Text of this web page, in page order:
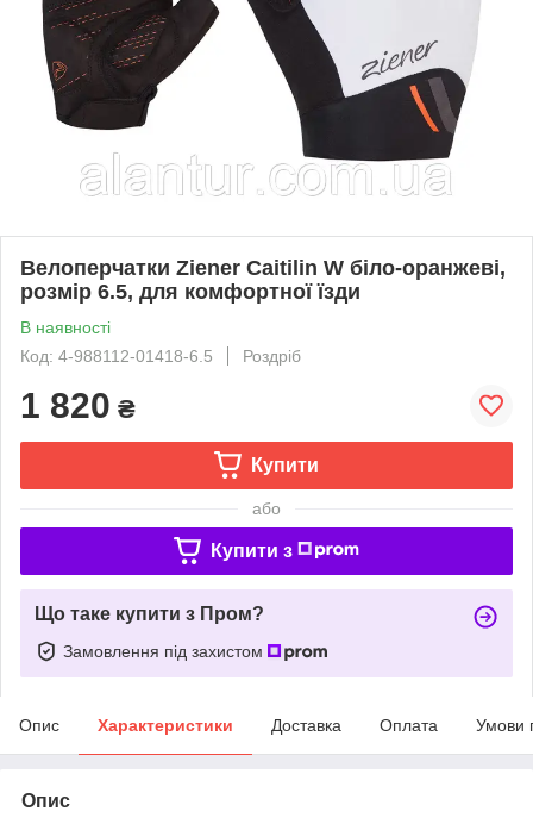
Велоперчатки Ziener Caitilin W біло-оранжеві,
розмір 6.5, для комфортної їзди
В наявності
Код: 4-988112-01418-6.5
Роздріб
1 820 ₴
Купити
або
Купити з
Що таке купити з Пром?
Замовлення під захистом
Опис Характеристики Доставка Оплата Умови
Опис